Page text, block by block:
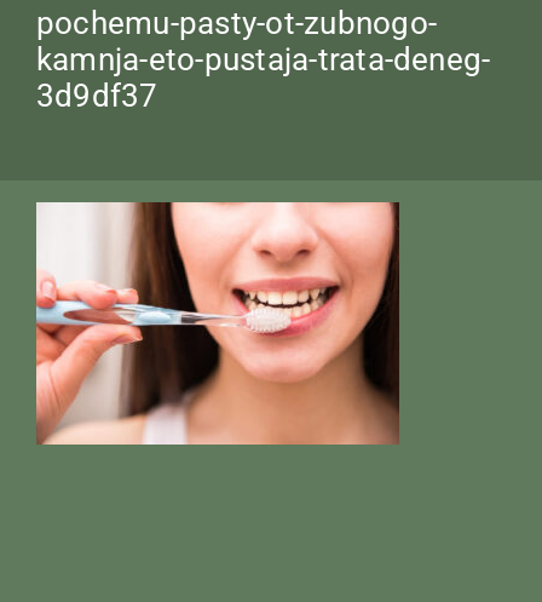
pochemu-pasty-ot-zubnogo-
kamnja-eto-pustaja-trata-deneg-
3d9df37